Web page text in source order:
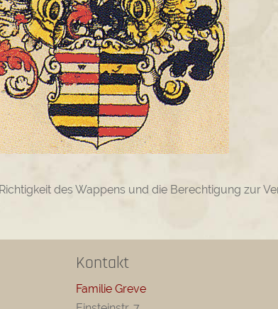
des Wappens und die Berechtigung zur
Kontakt
Familie Greve